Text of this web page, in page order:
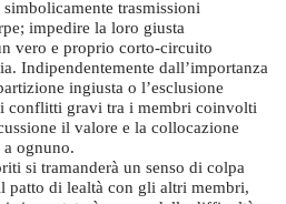
trasmissioni
impedire la loro giusta
vero e proprio corto-circuito
Indipendentemente dall’importanza
ingiusta o l’esclusione
conflitti gravi tra i membri coinvolti
il valore e la collocazione
ognuno.
si tramanderà un senso di colpa
patto di lealtà con gli altri membri,